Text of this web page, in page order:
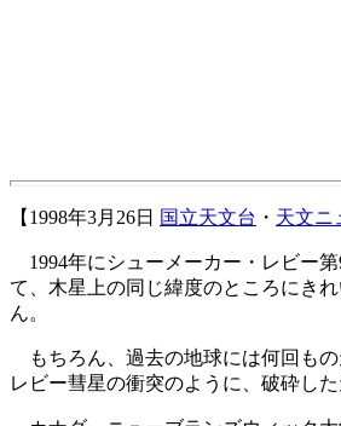
【1998年3月26日 国立天文台 ・ 天文ニ
1994年にシューメーカー・レビー
て、木星上の同じ緯度のところにき
ん。
もちろん、過去の地球には何回もの
レビー彗星の衝突のように、破砕し